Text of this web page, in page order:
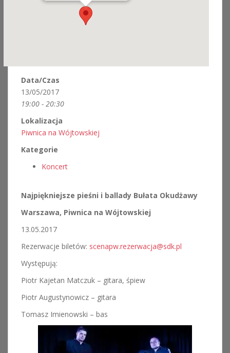
Data/Czas
13/05/2017
19:00 - 20:30
Lokalizacja
Piwnica na Wójtowskiej
Kategorie
Koncert
Najpiękniejsze pieśni i ballady Bułata Okudżawy
Warszawa, Piwnica na Wójtowskiej
13.05.2017
Rezerwacje biletów: scenapw.rezerwacja@sdk.pl
Występują:
Piotr Kajetan Matczuk – gitara, śpiew
Piotr Augustynowicz – gitara
Tomasz Imienowski – bas